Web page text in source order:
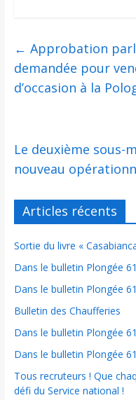
← Approbation
demandée pour
d’occasion à la
Le deuxième sous-
nouveau
Articles récents
Sortie du livre «
Dans le bulletin Plongée
Dans le bulletin Plongée
Bulletin des Chaufferies
Dans le bulletin Plongée
Dans le bulletin Plongée
Tous recruteurs ! Que
défi du Service national !